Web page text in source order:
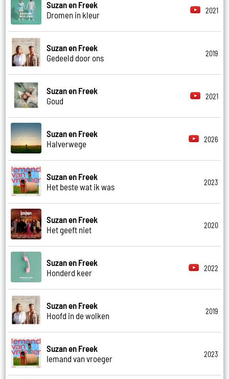
Suzan en Freek
Dromen in kleur
2021
Suzan en Freek
Gedeeld door ons
2019
Suzan en Freek
Goud
2021
Suzan en Freek
Halverwege
2026
Suzan en Freek
Het beste wat ik was
2023
Suzan en Freek
Het geeft niet
2020
Suzan en Freek
Honderd keer
2022
Suzan en Freek
Hoofd in de wolken
2019
Suzan en Freek
Iemand van vroeger
2023